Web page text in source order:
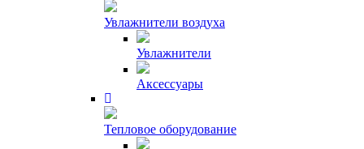
Увлажнители воздуха
Увлажнители
Аксессуары
Тепловое оборудование